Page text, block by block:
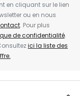
en cliquant sur le lien
ou en nous
. Pour plus
de confidentialité.
ici la liste des